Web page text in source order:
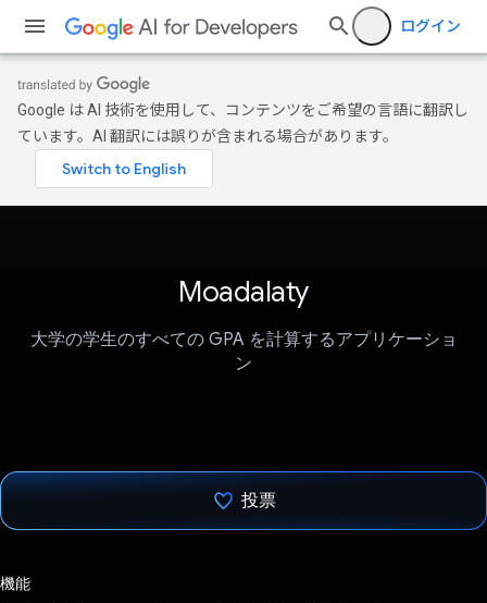
ログイン
Google は AI 技術を使用して、コンテンツをご希望の言語に翻訳し
ています。AI 翻訳には誤りが含まれる場合があります。
Moadalaty
大学の学生のすべての GPA を計算するアプリケーショ
ン
投票
機能